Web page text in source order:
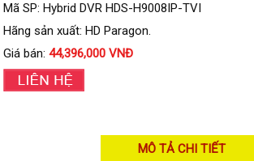
Camera Analog
Camera HIKVISION
Camera Dahua
Mã SP: Hybrid DVR HDS-H9008IP-TVI
Hãng sản xuất: HD Paragon.
Giá bán:44,396,000 VNĐ
MÔ TẢ CHI TIẾT